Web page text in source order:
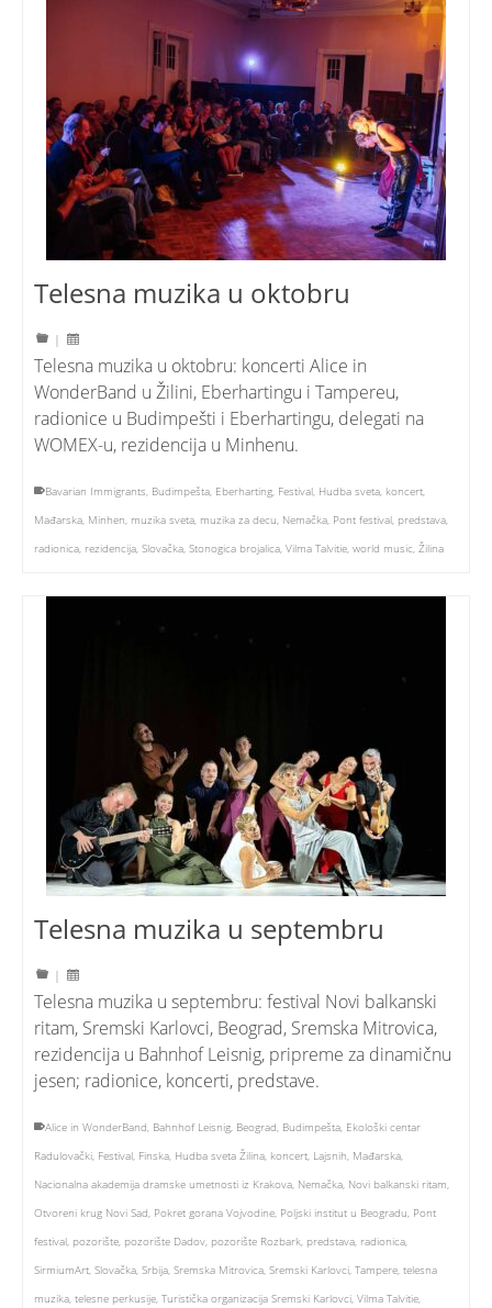
Telesna muzika u oktobru
|
Telesna muzika u oktobru: koncerti Alice in
WonderBand u Žilini, Eberhartingu i Tampereu,
radionice u Budimpešti i Eberhartingu, delegati na
WOMEX-u, rezidencija u Minhenu.
Bavarian Immigrants, Budimpešta, Eberharting, Festival, Hudba sveta, koncert,
Mađarska, Minhen, muzika sveta, muzika za decu, Nemačka, Pont festival, predstava,
radionica, rezidencija, Slovačka, Stonogica brojalica, Vilma Talvitie, world music, Žilina
Telesna muzika u septembru
|
Telesna muzika u septembru: festival Novi balkanski
ritam, Sremski Karlovci, Beograd, Sremska Mitrovica,
rezidencija u Bahnhof Leisnig, pripreme za dinamičnu
jesen; radionice, koncerti, predstave.
Alice in WonderBand, Bahnhof Leisnig, Beograd, Budimpešta, Ekološki centar
Radulovački, Festival, Finska, Hudba sveta Žilina, koncert, Lajsnih, Mađarska,
Nacionalna akademija dramske umetnosti iz Krakova, Nemačka, Novi balkanski ritam,
Otvoreni krug Novi Sad, Pokret gorana Vojvodine, Poljski institut u Beogradu, Pont
festival, pozorište, pozorište Dadov, pozorište Rozbark, predstava, radionica,
SirmiumArt, Slovačka, Srbija, Sremska Mitrovica, Sremski Karlovci, Tampere, telesna
muzika, telesne perkusije, Turistička organizacija Sremski Karlovci, Vilma Talvitie,